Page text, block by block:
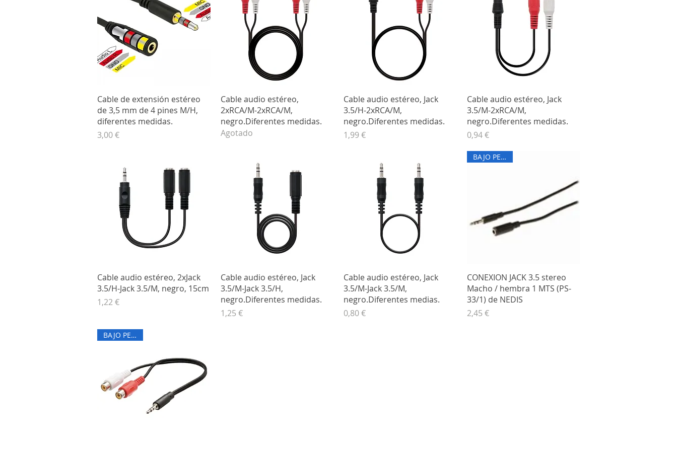
Vista rápida
Cable de extensión estéreo
de 3,5 mm de 4 pines M/H,
diferentes medidas.
Precio
3,00 €
Vista rápida
Cable audio estéreo,
2xRCA/M-2xRCA/M,
negro.Diferentes medidas.
Agotado
Vista rápida
Cable audio estéreo, Jack
3.5/H-2xRCA/M,
negro.Diferentes medidas.
Precio
1,99 €
Vista rápida
Cable audio estéreo, Jack
3.5/M-2xRCA/M,
negro.Diferentes medidas.
Precio
0,94 €
Vista rápida
Cable audio estéreo, 2xJack
3.5/H-Jack 3.5/M, negro, 15cm
Precio
1,22 €
Vista rápida
Cable audio estéreo, Jack
3.5/M-Jack 3.5/H,
negro.Diferentes medidas.
Precio
1,25 €
Vista rápida
Cable audio estéreo, Jack
3.5/M-Jack 3.5/M,
negro.Diferentes medias.
Precio
0,80 €
Vista rápida
BAJO PEDIDO
CONEXION JACK 3.5 stereo
Macho / hembra 1 MTS (PS-
33/1) de NEDIS
Precio
2,45 €
BAJO PEDIDO